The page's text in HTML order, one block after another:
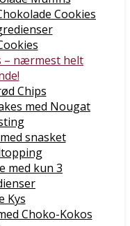
Cookies
– nærmest helt
Chips
med Nougat
snasket
med kun 3
Kys
Choko-Kokos